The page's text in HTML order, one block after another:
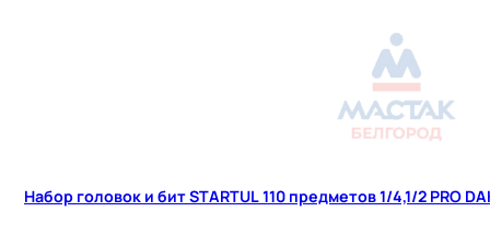
Набор головок и бит STARTUL 110 предметов 1/4,1/2 PRO